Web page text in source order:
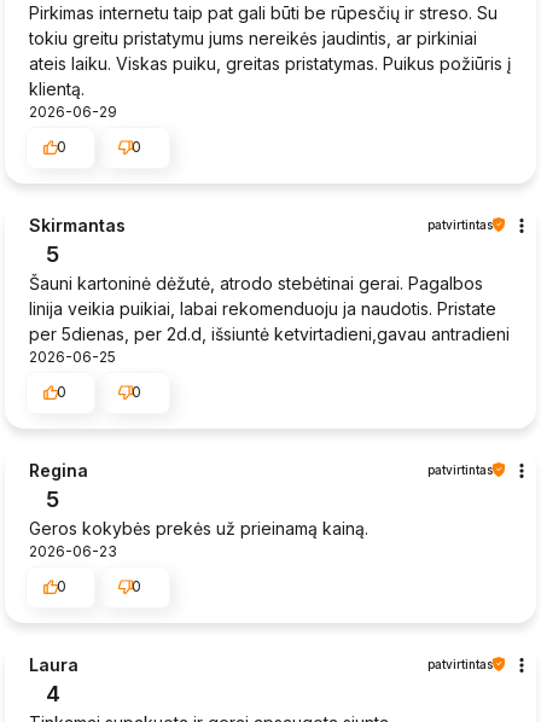
Pirkimas internetu taip pat gali būti be rūpesčių ir streso. Su
tokiu greitu pristatymu jums nereikės jaudintis, ar pirkiniai
ateis laiku. Viskas puiku, greitas pristatymas. Puikus požiūris į
klientą.
2026-06-29
0
0
Skirmantas patvirtintas
5
Šauni kartoninė dėžutė, atrodo stebėtinai gerai. Pagalbos
linija veikia puikiai, labai rekomenduoju ja naudotis. Pristate
per 5dienas, per 2d.d, išsiuntė ketvirtadieni,gavau antradieni
2026-06-25
0
0
Regina patvirtintas
5
Geros kokybės prekės už prieinamą kainą.
2026-06-23
0
0
Laura patvirtintas
4